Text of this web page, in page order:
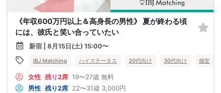
《年収600万円以上＆高身長の男性》 夏が終わる頃
には、彼氏と笑い合っていたい
新宿 | 8月15日(土) 15:00〜
IBJ Matching ハイステータス 20代向け 30代向け 個室
女性 残り2席 19〜27歳 無料
男性 残り2席 22〜31歳 3,000円